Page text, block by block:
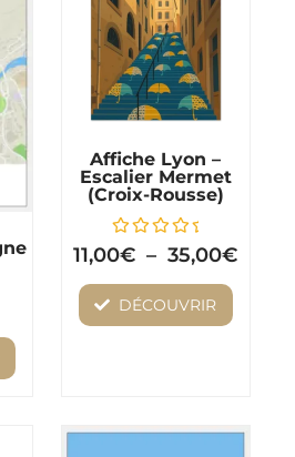
Affiche Lyon –
Escalier Mermet
(Croix-Rousse)
Note
0
11,00€ – 35,00€
DÉCOUVRIR
a
plusieurs
variations.
Les
options
peuvent
être
choisies
sur